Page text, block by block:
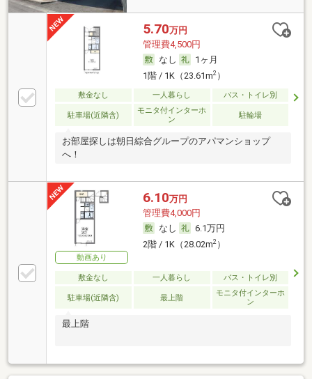
5.70万円
管理費4,500円
なし
1ヶ月
1階 / 1K（23.61m2）
敷金なし 一人暮らし バス・トイレ別
駐車場(近隣含)
モニタ付インターホ
ン
駐輪場
お部屋探しは朝日綜合グループのアパマンショップ
へ！
動画あり
6.10万円
管理費4,000円
なし
6.1万円
2階 / 1K（28.02m2）
敷金なし 一人暮らし バス・トイレ別
駐車場(近隣含) 最上階
モニタ付インターホ
ン
最上階